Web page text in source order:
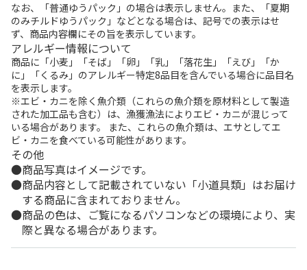
なお、「普通ゆうパック」の場合は表示しません。また、「夏期
のみチルドゆうパック」などとなる場合は、記号での表示はせ
ず、商品内容欄にその旨を表示しています。
アレルギー情報について
商品に「小麦」「そば」「卵」「乳」「落花生」「えび」「か
に」「くるみ」のアレルギー特定8品目を含んでいる場合に品目名
を表示します。
※エビ・カニを除く魚介類（これらの魚介類を原材料として製造
された加工品も含む）は、漁獲漁法によりエビ・カニが混じって
いる場合があります。 また、これらの魚介類は、エサとしてエ
ビ・カニを食べている可能性があります。
その他
商品写真はイメージです。
商品内容として記載されていない「小道具類」はお届け
する商品に含まれておりません。
商品の色は、ご覧になるパソコンなどの環境により、実
際と異なる場合があります。